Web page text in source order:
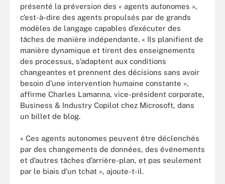
présenté la préversion des « agents autonomes »,
c’est-à-dire des agents propulsés par de grands
modèles de langage capables d’exécuter des
tâches de manière indépendante. « Ils planifient de
manière dynamique et tirent des enseignements
des processus, s’adaptent aux conditions
changeantes et prennent des décisions sans avoir
besoin d’une intervention humaine constante »,
affirme Charles Lamanna, vice-président corporate,
Business & Industry Copilot chez Microsoft, dans
un billet de blog.
« Ces agents autonomes peuvent être déclenchés
par des changements de données, des événements
et d’autres tâches d’arrière-plan, et pas seulement
par le biais d’un tchat », ajoute-t-il.